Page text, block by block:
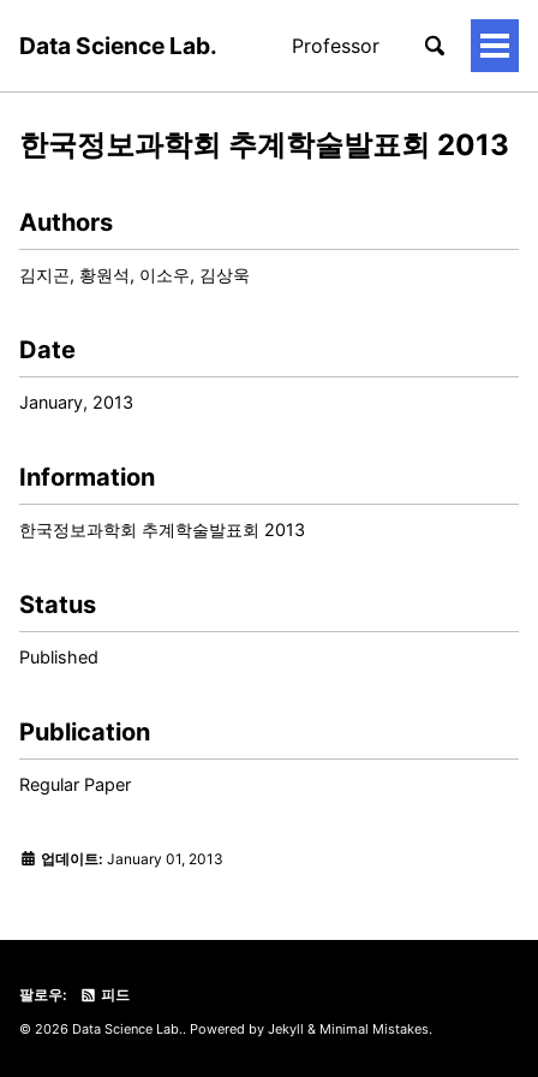
Data Science Lab. Professor
토
뉴
한국정보과학회 추계학술발표회 2013
Authors
김지곤, 황원석, 이소우, 김상욱
Date
January, 2013
Information
한국정보과학회 추계학술발표회 2013
Status
Published
Publication
Regular Paper
업데이트: January 01, 2013
팔로우: 피드
© 2026 Data Science Lab.. Powered by Jekyll & Minimal Mistakes.